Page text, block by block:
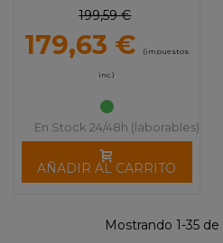
Performance MOOSE
199,59 €
179,63 € (impuestos
inc.)
En Stock 24/48h (laborables)
AÑADIR AL CARRITO
Mostrando 1-35